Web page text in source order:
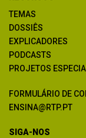
TEMAS
DOSSIÊS
EXPLICADORES
PODCASTS
PROJETOS
FORMULÁRIO DE
ENSINA@RTP.PT
SIGA-NOS